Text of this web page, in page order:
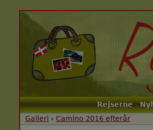
Main menu Rejserne
Galleri › Camino 2016 efterår